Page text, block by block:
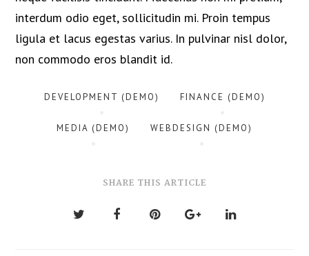
interdum odio eget, sollicitudin mi. Proin tempus
ligula et lacus egestas varius. In pulvinar nisl dolor,
non commodo eros blandit id.
DEVELOPMENT (DEMO) FINANCE (DEMO)
MEDIA (DEMO) WEBDESIGN (DEMO)
SHARE THIS ARTICLE